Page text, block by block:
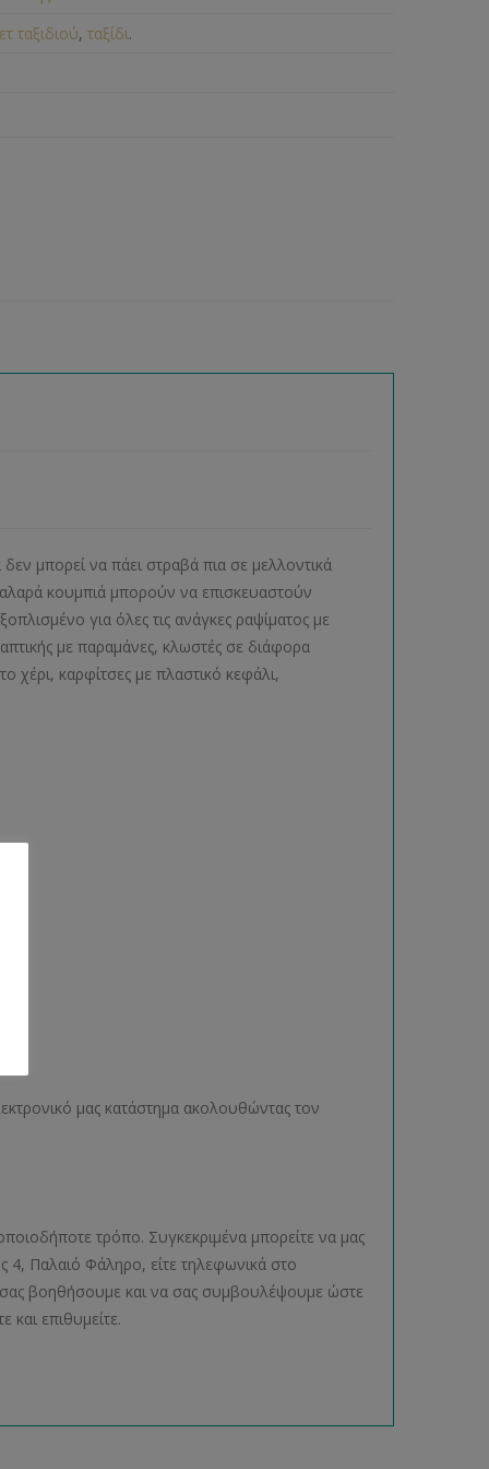
ταξιδιού,ταξίδι.
δεν μπορεί να πάει στραβά πια σε μελλοντικά
κουμπιά μπορούν να επισκευαστούν
για όλες τις ανάγκες ραψίματος με
με παραμάνες, κλωστές σε διάφορα
χέρι, καρφίτσες με πλαστικό κεφάλι,
μας κατάστημα ακολουθώντας τον
τρόπο. Συγκεκριμένα μπορείτε να μας
4, Παλαιό Φάληρο, είτε τηλεφωνικά στο
σας βοηθήσουμε και να σας συμβουλέψουμε ώστε
και επιθυμείτε.